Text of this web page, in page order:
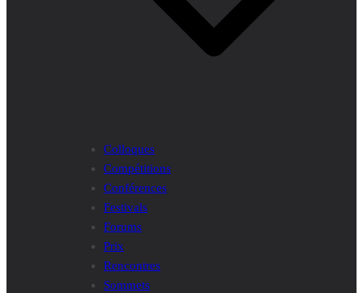
Colloques
Compétitions
Conférences
Festivals
Forums
Prix
Rencontres
Sommets